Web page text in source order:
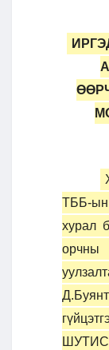
ТББ-
хурал
орчны